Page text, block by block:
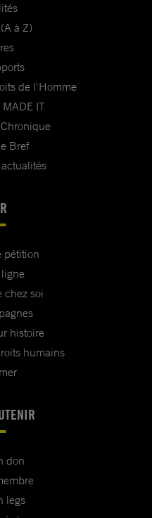
à Z)
de l'Homme
MADE IT
Bref
pétition
chez soi
histoire
humains
don
legs